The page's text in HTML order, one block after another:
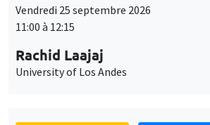
Vendredi 25 septembre 2026
11:00 à 12:15
Rachid Laajaj
University of Los Andes